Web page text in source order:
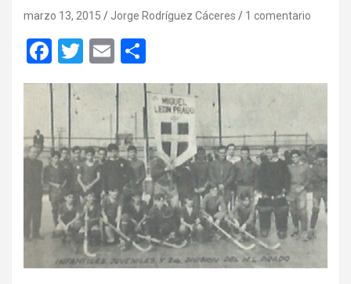
marzo 13, 2015 Jorge Rodríguez Cáceres 1 comentario
F
a
ce
b
o
o
k
T
wi
er
E
m
ail
o
m
p
ar
tir